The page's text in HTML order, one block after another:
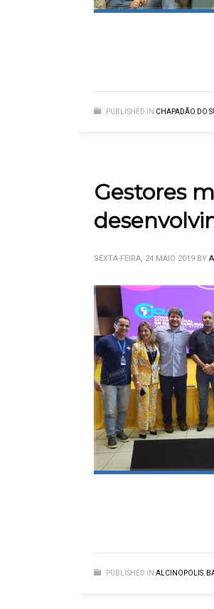
PUBLISHED IN CHAPADÃO DO
Gestores
SEXTA-FEIRA, 24 MAIO 2019 BY
PUBLISHED IN ALCINOPOLIS